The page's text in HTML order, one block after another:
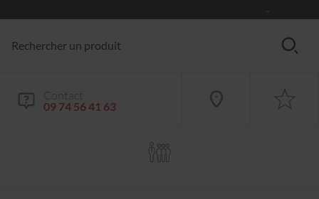
Contact
09 74 56 41 63